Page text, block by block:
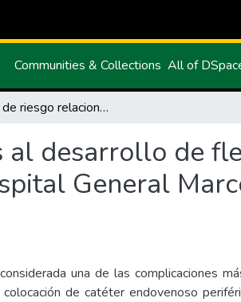
Communities & Collections All of
Factores de riesgo relacionados al desarrollo de flebitis por catéter endovenoso periférico en el Hospital General Marco Vinicio Iza - Lago Agrio
al desarrollo de
General
una de las complicaciones
de catéter endovenoso